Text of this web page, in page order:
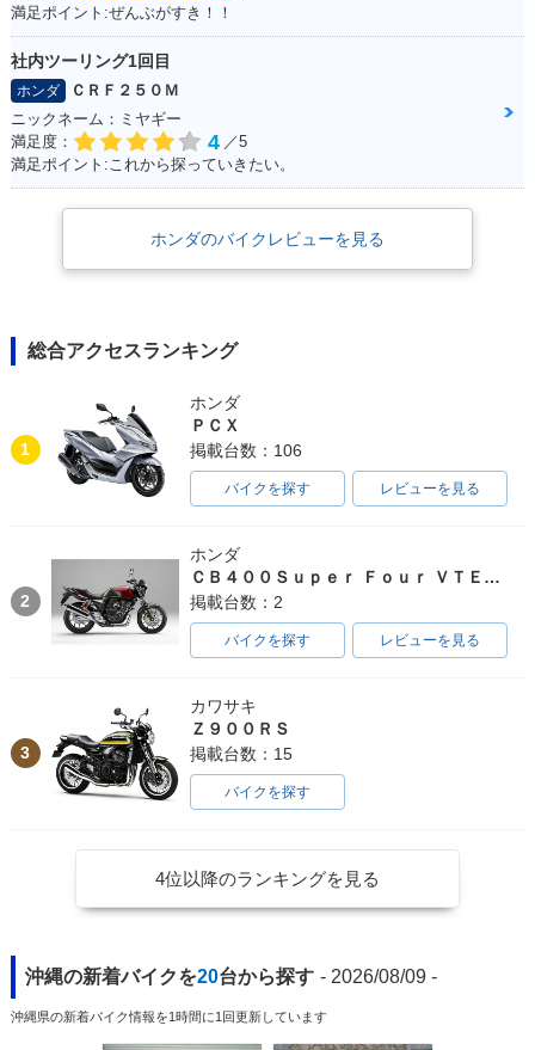
2002年 CREA SCC
OPY i・カラーチェ
ンジ
満足ポイント:ぜんぶがすき！！
社内ツーリング1回目
ホンダ
ＣＲＦ２５０Ｍ
ニックネーム：ミヤギー
満足度：
4 ／5
満足ポイント:これから探っていきたい。
ホンダのバイクレビューを見る
総合アクセスランキング
1
ホンダ
ＰＣＸ
掲載台数：106
バイクを探す レビューを見る
2
ホンダ
ＣＢ４００Ｓｕｐｅｒ Ｆｏｕｒ ＶＴＥＣ ＳＰＥＣ３
掲載台数：2
バイクを探す レビューを見る
3
カワサキ
Ｚ９００ＲＳ
掲載台数：15
バイクを探す
4位以降のランキングを見る
沖縄の新着バイクを20台から探す - 2026/08/09 -
沖縄県の新着バイク情報を1時間に1回更新しています